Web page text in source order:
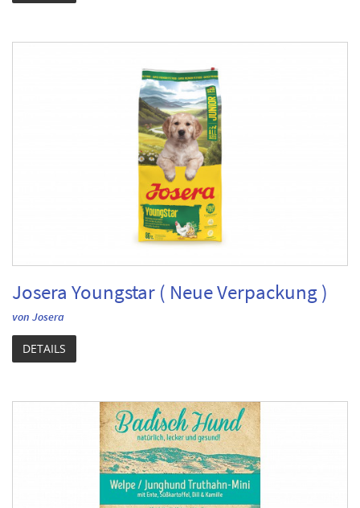
Josera Youngstar ( Neue Verpackung )
von Josera
DETAILS